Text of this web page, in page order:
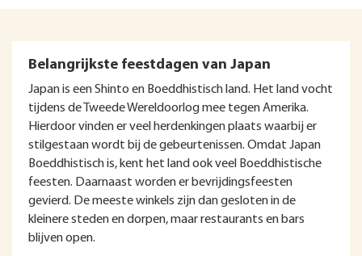
Belangrijkste feestdagen van Japan
Japan is een Shinto en Boeddhistisch land. Het land vocht
tijdens de Tweede Wereldoorlog mee tegen Amerika.
Hierdoor vinden er veel herdenkingen plaats waarbij er
stilgestaan wordt bij de gebeurtenissen. Omdat Japan
Boeddhistisch is, kent het land ook veel Boeddhistische
feesten. Daarnaast worden er bevrijdingsfeesten
gevierd. De meeste winkels zijn dan gesloten in de
kleinere steden en dorpen, maar restaurants en bars
blijven open.